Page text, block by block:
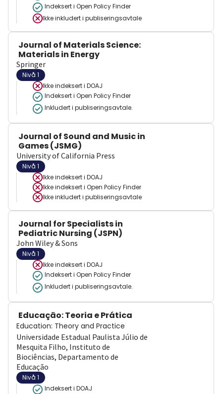
Indeksert i Open Policy Finder
Ikke inkludert i publiseringsavtale
Journal of Materials Science:
Materials in Energy
Springer
Nivå 1
Ikke indeksert i DOAJ
Indeksert i Open Policy Finder
Inkludert i publiseringsavtale.
Journal of Sound and Music in
Games (JSMG)
University of California Press
Nivå 1
Ikke indeksert i DOAJ
Ikke indeksert i Open Policy Finder
Ikke inkludert i publiseringsavtale
Journal for Specialists in
Pediatric Nursing (JSPN)
John Wiley & Sons
Nivå 1
Ikke indeksert i DOAJ
Indeksert i Open Policy Finder
Inkludert i publiseringsavtale.
Educação: Teoria e Prática
Education: Theory and Practice
Universidade Estadual Paulista Júlio de
Mesquita Filho, Instituto de
Biociências, Departamento de
Educação
Nivå 1
Indeksert i DOAJ